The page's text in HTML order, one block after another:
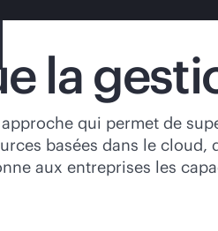
Votre
Rendez-vous dans la
la
qui permet de
basées dans le
aux entreprises les